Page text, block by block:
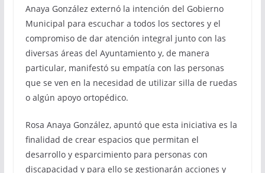
Anaya González externó la intención del Gobierno
Municipal para escuchar a todos los sectores y el
compromiso de dar atención integral junto con las
diversas áreas del Ayuntamiento y, de manera
particular, manifestó su empatía con las personas
que se ven en la necesidad de utilizar silla de ruedas
o algún apoyo ortopédico.
Rosa Anaya González, apuntó que esta iniciativa es la
finalidad de crear espacios que permitan el
desarrollo y esparcimiento para personas con
discapacidad y para ello se gestionarán acciones y